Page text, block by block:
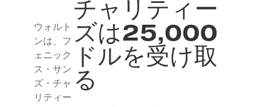
チャリティー
ズは25,000
ドルを受け取
る
ウォルト
ンは、フ
ェニック
ス・サン
ズ・チャ
リティー